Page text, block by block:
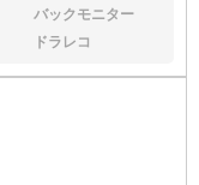
なし:バックモニター
なし:ドラレコ